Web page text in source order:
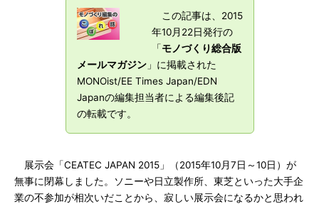
この記事は、2015
年10月22日発行の
「モノづくり総合版
メールマガジン」に掲載された
MONOist/EE Times Japan/EDN
Japanの編集担当者による編集後記
の転載です。
展示会「CEATEC JAPAN 2015」（2015年10月7日～10日）が
無事に閉幕しました。ソニーや日立製作所、東芝といった大手企
業の不参加が相次いだことから、寂しい展示会になるかと思われ